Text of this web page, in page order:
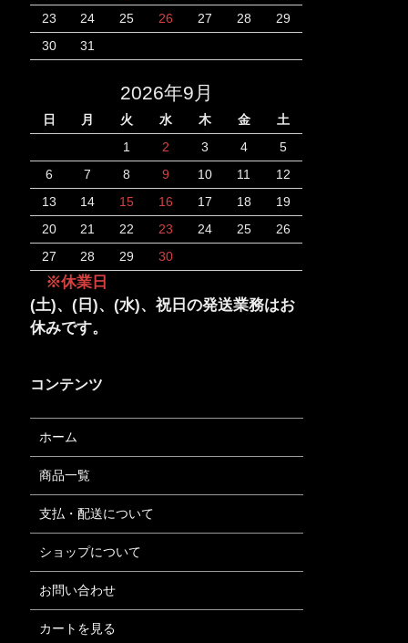
23
24 25 26 27 28
29
30
31
2026年9月
日 月 火 水 木 金
土
1
2 3 4
5
6
7 8 9 10 11
12
13
14 15 16 17 18
19
20
21 22 23 24 25
26
27
28 29 30
※休業日
(土)、(日)、(水)、祝日の発送業務はお
休みです。
コンテンツ
ホーム
商品一覧
支払・配送について
ショップについて
お問い合わせ
カートを見る